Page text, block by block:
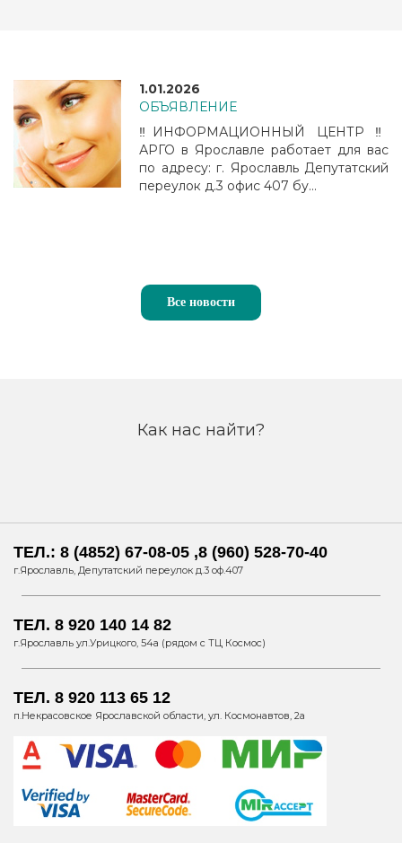
1.01.2026
ОБЪЯВЛЕНИЕ
‼️ИНФОРМАЦИОННЫЙ ЦЕНТР ‼️
АРГО в Ярославле работает для вас
по адресу: г. Ярославль Депутатский
переулок д.3 офис 407 бу...
Все новости
Как нас найти?
ТЕЛ.: 8 (4852) 67-08-05 ,8 (960) 528-70-40
г.Ярославль, Депутатский переулок д.3 оф.407
ТЕЛ. 8 920 140 14 82
г.Ярославль ул.Урицкого, 54а (рядом с ТЦ Космос)
ТЕЛ. 8 920 113 65 12
п.Некрасовское Ярославской области, ул. Космонавтов, 2а